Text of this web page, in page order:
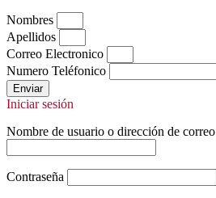
Nombres
Apellidos
Correo Electronico
Numero Teléfonico
Enviar
Iniciar sesión
Nombre de usuario o dirección de correo
Contraseña